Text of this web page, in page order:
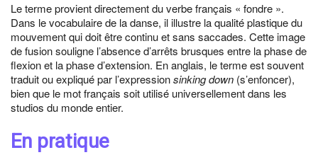
Le terme provient directement du verbe français « fondre ».
Dans le vocabulaire de la danse, il illustre la qualité plastique du
mouvement qui doit être continu et sans saccades. Cette image
de fusion souligne l’absence d’arrêts brusques entre la phase de
flexion et la phase d’extension. En anglais, le terme est souvent
traduit ou expliqué par l’expressionsinking down (s’enfoncer),
bien que le mot français soit utilisé universellement dans les
studios du monde entier.
En pratique